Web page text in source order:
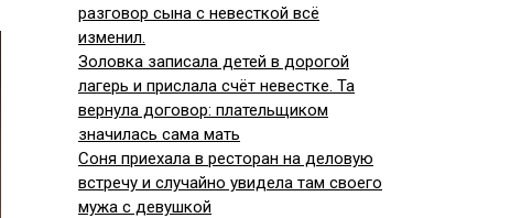
разговор сына с невесткой всё
изменил.
Золовка записала детей в дорогой
лагерь и прислала счёт невестке. Та
вернула договор: плательщиком
значилась сама мать
Соня приехала в ресторан на деловую
встречу и случайно увидела там своего
мужа с девушкой